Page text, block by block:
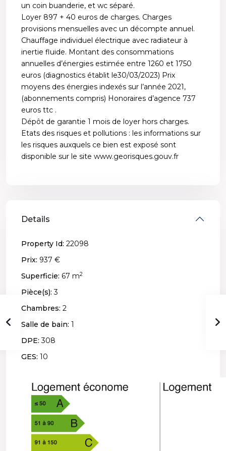
un coin buanderie, et wc séparé.
Loyer 897 + 40 euros de charges. Charges
provisions mensuelles avec un décompte annuel.
Chauffage individuel électrique avec radiateur à
inertie fluide. Montant des consommations
annuelles d’énergies estimée entre 1260 et 1750
euros (diagnostics établit le30/03/2023) Prix
moyens des énergies indexés sur l’année 2021,
(abonnements compris) Honoraires d’agence 737
euros ttc .
Dépôt de garantie 1 mois de loyer hors charges.
Etats des risques et pollutions : les informations sur
les risques auxquels ce bien est exposé sont
disponible sur le site www.georisques.gouv.fr
Details
Property Id: 22098
Prix: 937 €
Superficie: 67 m2
Pièce(s): 3
Chambres: 2
Salle de bain: 1
DPE: 308
GES: 10